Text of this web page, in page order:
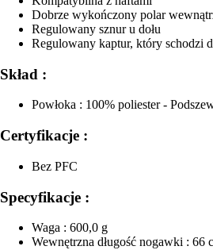
Dobrze wykończony polar
Regulowany sznur u dołu
Regulowany kaptur, który schodzi
Skład :
Powłoka : 100% poliester -
Certyfikacje :
Bez PFC
Specyfikacje :
Waga : 600,0 g
Wewnętrzna długość nogawki : 66